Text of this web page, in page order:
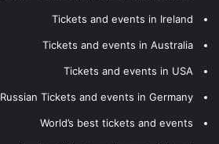
Tickets and events in Ireland
Tickets and events in Australia
Tickets and events in USA
Russian Tickets and events in Germany
World’s best tickets and events